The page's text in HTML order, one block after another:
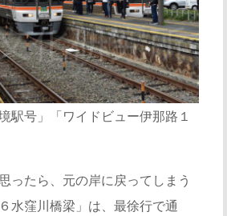
駅号」「ワイドビュー伊那路１
ったら、元の岸に戻ってしまう
水窪川橋梁」は、最徐行で通